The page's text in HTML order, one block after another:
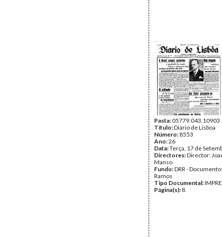
Pasta:05779.043.10903
Título:Diário de Lisboa
Número: 8553
Ano:26
Data:Terça, 17 de
Directores:Director:
Manso
Fundo:DRR -
Ramos
Tipo Documental:
Página(s): 8